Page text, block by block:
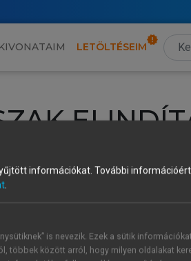
KIVONATAIM LETÖLTÉSEIM
iskolai azonosítóddal vagy
hozzáférésrevagy
vagy hozz
információkat. További
.
is nevezik. Ezek a sütik
többek között arról, hogy milyen oldalakat